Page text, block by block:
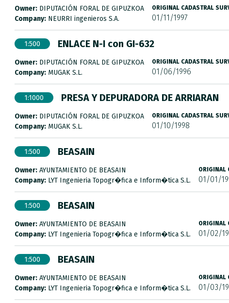
Owner: DIPUTACIÓN FORAL DE GIPUZKOA
Company: NEURRI ingenieros S.A.
ORIGINAL CADASTRAL
01/11/1997
1:500 ENLACE N-I con GI-632
Owner: DIPUTACIÓN FORAL DE GIPUZKOA
Company: MUGAK S.L.
ORIGINAL CADASTRAL
01/06/1996
1:1000 PRESA Y DEPURADORA DE ARRIARAN
Owner: DIPUTACIÓN FORAL DE GIPUZKOA
Company: MUGAK S.L.
ORIGINAL CADASTRAL
01/10/1998
1:500 BEASAIN
Owner: AYUNTAMIENTO DE BEASAIN
Company: LYT Ingenieria Topogr�fica e Inform�tica S.L.
ORIGINAL
01/01/
1:500 BEASAIN
Owner: AYUNTAMIENTO DE BEASAIN
Company: LYT Ingenieria Topogr�fica e Inform�tica S.L.
ORIGINAL
01/02/
1:500 BEASAIN
Owner: AYUNTAMIENTO DE BEASAIN
Company: LYT Ingenieria Topogr�fica e Inform�tica S.L.
ORIGINAL
01/03/